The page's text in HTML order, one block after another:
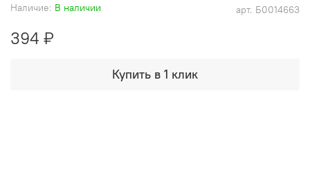
арт. Б0014663
Наличие: В наличии
394 ₽
Купить в 1 клик